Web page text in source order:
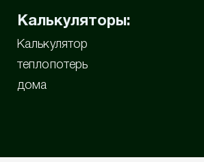
Калькуляторы:
Калькулятор
теплопотерь
дома